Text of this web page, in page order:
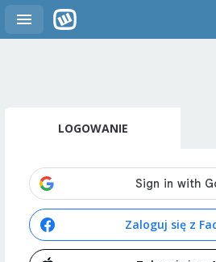
LOGOWANIE
Zaloguj się z